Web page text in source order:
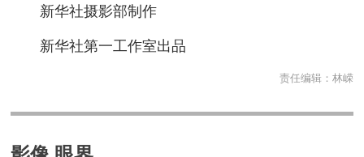
新华社摄影部制作
新华社第一工作室出品
责任编辑： 林嵘